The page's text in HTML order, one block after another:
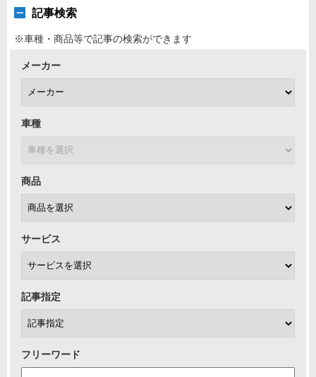
記事検索
※車種・商品等で記事の検索ができます
メーカー
車種
商品
サービス
記事指定
フリーワード